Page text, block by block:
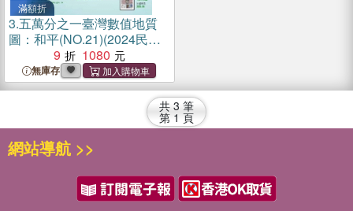
滿額折
3.五萬分之一臺灣數值地質
圖：和平(NO.21)(2024民國
113) (光碟)
9 1080
無庫存
共 3 筆
第 1 頁
網站導航 >>